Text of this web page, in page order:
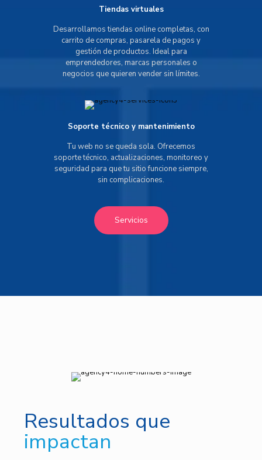
Tiendas virtuales
Desarrollamos tiendas online completas, con
carrito de compras, pasarela de pagos y
gestión de productos. Ideal para
emprendedores, marcas personales o
negocios que quieren vender sin límites.
Soporte técnico y mantenimiento
Tu web no se queda sola. Ofrecemos
soporte técnico, actualizaciones, monitoreo y
seguridad para que tu sitio funcione siempre,
sin complicaciones.
Servicios
Resultados que
impactan